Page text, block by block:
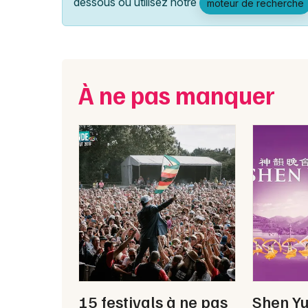
moteur de recherche
À ne pas manquer
15 festivals à ne pas
Shen